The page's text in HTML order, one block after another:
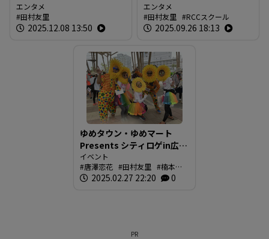
World】
エンタメ
田村友里
2025.12.08 13:50
田村アナ料理名人への道🔥
青山アナを手料理でおもて
なし😍【イマナマ！
エンタメ
田村友里
RCCスクール
2025.09.26 18:13
ゆめタウン・ゆめマート
Presents シティロゲin広
島 参加者募集中！ 応募締
め切り延長決定！
イベント
唐澤恋花
田村友里
楠本麗
奈
イマナマ
2025.02.27 22:20 0
PR